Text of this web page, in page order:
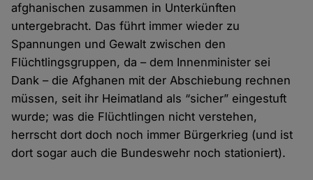
afghanischen zusammen in Unterkünften
untergebracht. Das führt immer wieder zu
Spannungen und Gewalt zwischen den
Flüchtlingsgruppen, da – dem Innenminister sei
Dank – die Afghanen mit der Abschiebung rechnen
müssen, seit ihr Heimatland als “sicher” eingestuft
wurde; was die Flüchtlingen nicht verstehen,
herrscht dort doch noch immer Bürgerkrieg (und ist
dort sogar auch die Bundeswehr noch stationiert).